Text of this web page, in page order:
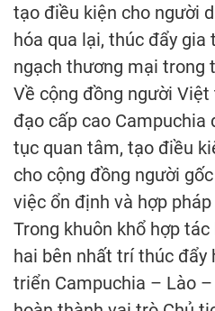
tạo điều kiện cho người
hóa qua lại, thúc đẩy gia
ngạch thương mại trong
Về cộng đồng người
đạo cấp cao Campuchia
tục quan tâm, tạo điều
cho cộng đồng người
việc ổn định và hợp
Trong khuôn khổ hợp
hai bên nhất trí thúc đẩy
triển Campuchia – Lào